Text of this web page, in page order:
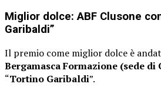
Miglior dolce: ABF Clusone
Garibaldi”
Il premio come miglior dolce è
Bergamasca Formazione (sede di
“Tortino Garibaldi”.